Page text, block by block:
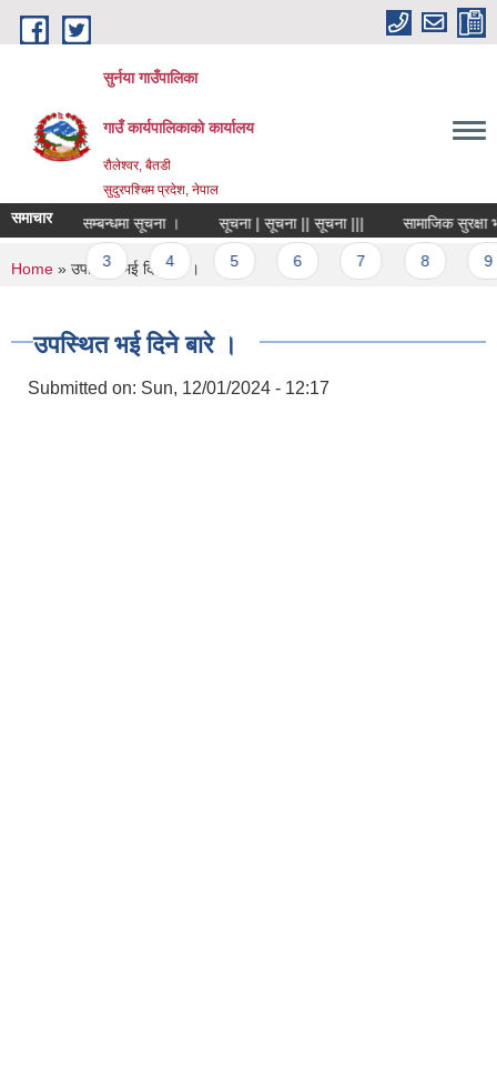
Skip to main content
सुर्नया गाउँपालिका
गाउँ कार्यपालिकाकाे कार्यालय
रौलेश्वर, बैतडी
सुदुरपश्चिम प्रदेश, नेपाल
समाचार
विशेषज्ञ सूची सम्बन्धमा सूचना । सूचना | सूचना || सूचना ||| सामाजिक सुरक्षा
3 4 5 6 7 8 9
You are here
Home » उपस्थित भई दिने बारे ।
उपस्थित भई दिने बारे ।
Submitted on: Sun, 12/01/2024 - 12:17